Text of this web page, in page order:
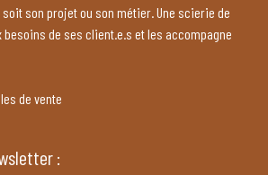
son projet ou son métier. Une scierie de
besoins de ses client.e.s et les accompagne
de vente
: